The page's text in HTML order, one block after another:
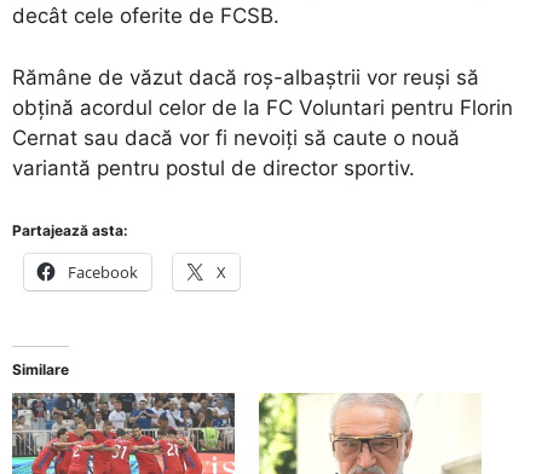
decât cele oferite de FCSB.
Rămâne de văzut dacă roș-albaștrii vor reuși să
obțină acordul celor de la FC Voluntari pentru Florin
Cernat sau dacă vor fi nevoiți să caute o nouă
variantă pentru postul de director sportiv.
Partajează asta:
Facebook X
Similare